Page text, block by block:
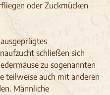
oder Zuckmücken
schließen sich
zu sogenannten
teilweise auch mit anderen
Männliche